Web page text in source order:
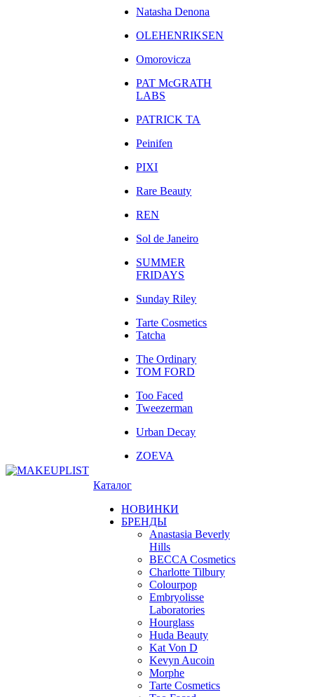
Natasha Denona
OLEHENRIKSEN
Omorovicza
PAT McGRATH
LABS
PATRICK TA
Peinifen
PIXI
Rare Beauty
REN
Sol de Janeiro
SUMMER
FRIDAYS
Sunday Riley
Tarte Cosmetics
Tatcha
The Ordinary
TOM FORD
Too Faced
Tweezerman
Urban Decay
ZOEVA
Каталог
НОВИНКИ
БРЕНДЫ
Anastasia Beverly
Hills
BECCA Cosmetics
Charlotte Tilbury
Colourpop
Embryolisse
Laboratories
Hourglass
Huda Beauty
Kat Von D
Kevyn Aucoin
Morphe
Tarte Cosmetics